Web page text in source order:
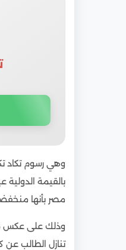
وهي رسوم تكاد
بالقيمة الدولية
مصر بأنها
وذلك على عكس
تنازل الطالب